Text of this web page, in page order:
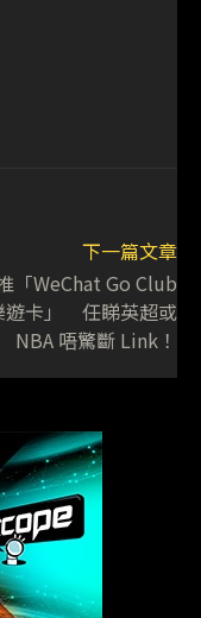
下一篇文章
「WeChat Go Club
遊卡」 任睇英超或
NBA 唔驚斷 Link！